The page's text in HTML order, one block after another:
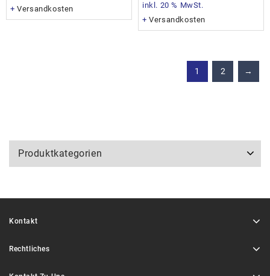
+Versandkosten
inkl. 20 % MwSt.
+Versandkosten
1 2 →
Produktkategorien
Kontakt
Rechtliches